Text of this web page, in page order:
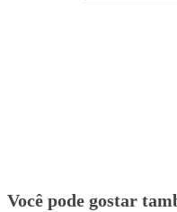
Você pode gostar